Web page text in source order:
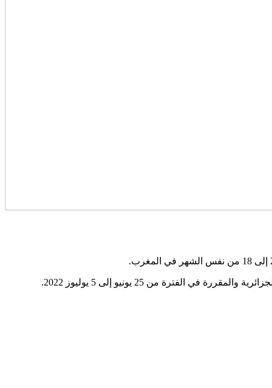
من 25 يونيو إلى 5 يوليوز 2022.